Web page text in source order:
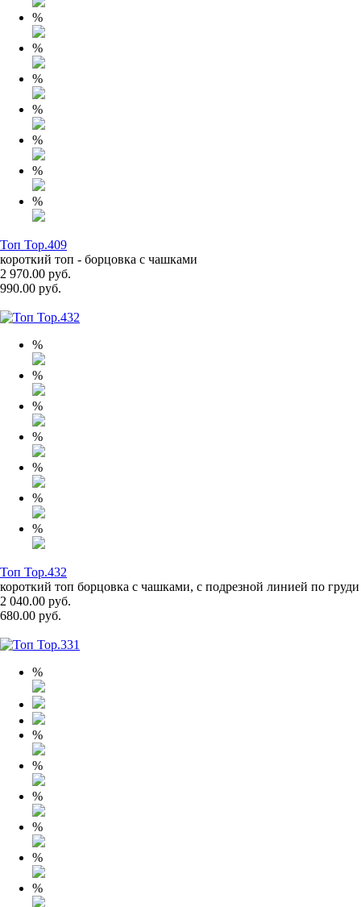
%
%
%
%
%
%
%
Топ Top.409
короткий топ - борцовка с чашками
2 970.00 руб.
990.00 руб.
%
%
%
%
%
%
%
Топ Top.432
короткий топ борцовка с чашками, с подрезной линией по груди
2 040.00 руб.
680.00 руб.
%
%
%
%
%
%
%